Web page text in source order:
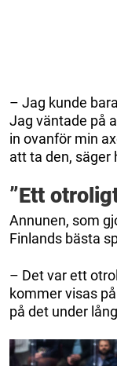
– Jag kunde
Jag väntade på
in ovanför min
att ta den, säger
”Ett
Annunen, som
Finlands bästa
– Det var ett
kommer visas
på det under